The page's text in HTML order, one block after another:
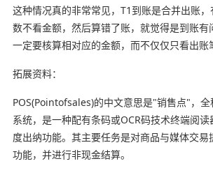
这种情况真的非常常见，T1到账是合并出账
数不看金额，然后算错了账，就觉得是到账有
一定要核算相对应的金额，而不仅仅只看出账
拓展资料：
POS(Pointofsales)的中文意思是"销售点"，
系统，是一种配有条码或OCR码技术终端阅
度出纳功能。其主要任务是对商品与媒体交易
功能，并进行非现金结算。